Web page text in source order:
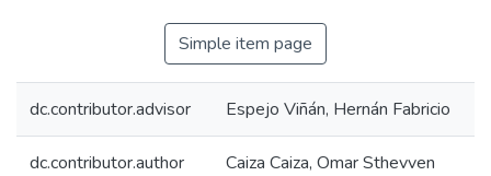
Simple item page
dc.contributor.advisor Espejo Viñán, Hernán Fabricio
dc.contributor.author Caiza Caiza, Omar Sthevven